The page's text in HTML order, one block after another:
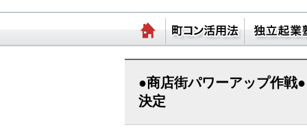
ホーム 町コ
●商店街パワーアップ作戦
決定